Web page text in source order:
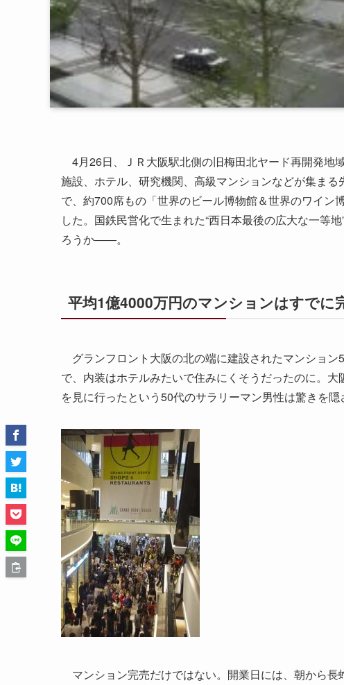
4月26日、ＪＲ大阪駅北側の旧梅田北ヤード再開発地
施設、ホテル、研究機関、高級マンションなどが集ま
で、約700席もの「世界のビール博物館＆世界のワイ
した。国鉄民営化で生まれた“西日本最後の広大な一等
ろうか――。
平均1億4000万円のマンションはすでに
グランフロント大阪の北の端に建設されたマンショ
で、内装はホテルみたいで住みにくそうだったのに。
を見に行ったという50代のサラリーマン男性は驚きを隠
マンション完売だけではない。開業日には、朝から